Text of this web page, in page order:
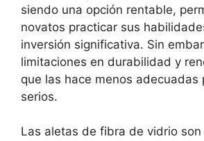
siendo una opción rentable,
novatos practicar sus
inversión significativa. Sin
limitaciones en durabilidad y
que las hace menos adecuadas
serios.
Las aletas de fibra de vidrio